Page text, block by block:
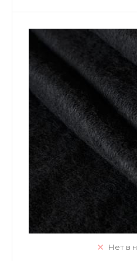
Нет в